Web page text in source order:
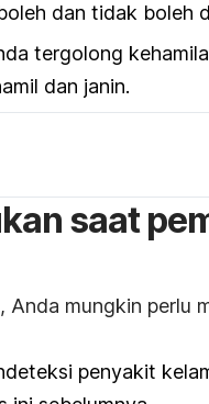
dan tidak boleh
tergolong
dan janin.
saat
Anda mungkin perlu
penyakit